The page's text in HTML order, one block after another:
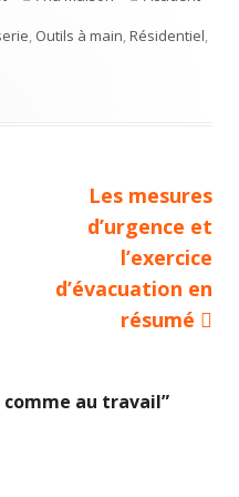
, Outils à main,Résidentiel,
Article
suivant :
Les mesures
d’urgence et
l’exercice
d’évacuation en
résumé
comme au travail”